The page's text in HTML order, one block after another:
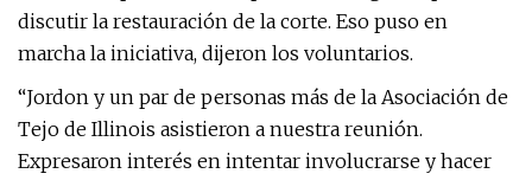
discutir la restauración de la corte. Eso puso en
marcha la iniciativa, dijeron los voluntarios.
“Jordon y un par de personas más de la Asociación de
Tejo de Illinois asistieron a nuestra reunión.
Expresaron interés en intentar involucrarse y hacer